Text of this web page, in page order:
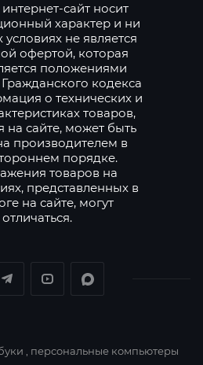
сайт носит
характер и ни
условиях не является
офертой, которая
положениями
Гражданского кодекса
о технических и
товаров,
на сайте, может быть
производителем в
порядке.
товаров на
представленных в
на сайте, могут
отличаться.
, персональные компьютеры